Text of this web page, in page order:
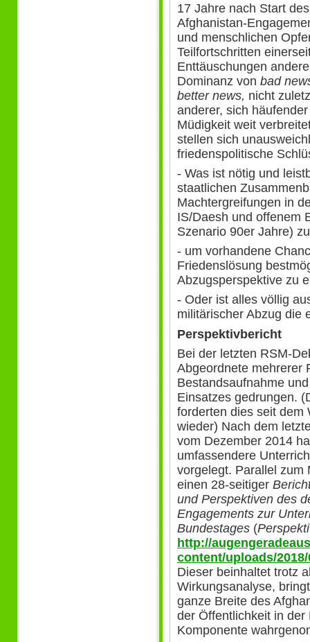
17 Jahre nach Start
Afghanistan-
und menschlichen
Teilfortschritten
Enttäuschungen
Dominanz von bad
better news, nicht
anderer, sich
Müdigkeit weit
stellen sich
friedenspolitische
- Was ist nötig und
staatlichen
Machtergreifungen in
IS/Daesh und offenem
Szenario 90er Jahre)
- um vorhandene
Friedenslösung
Abzugsperspektive zu
- Oder ist alles völlig
militärischer Abzug die
Perspektivbericht
Bei der letzten RSM-
Abgeordnete mehrerer
Bestandsaufnahme
Einsatzes gedrungen.
forderten dies seit dem
wieder) Nach dem
vom Dezember 2014
umfassendere
vorgelegt. Parallel zum
einen 28-seitiger
und Perspektiven des
Engagements zur
Bundestages (
http://
content/uploads/
Dieser beinhaltet trotz
Wirkungsanalyse,
ganze Breite des
der Öffentlichkeit in
Komponente